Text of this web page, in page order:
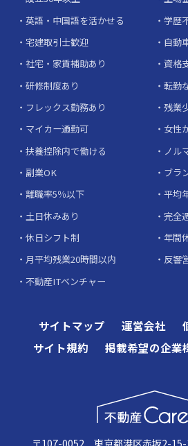
英語・中国語を活かせる
学歴
宅建取引士歓迎
自動
社宅・家賃補助あり
資格
研修制度あり
転勤
フレックス勤務あり
残業
マイカー通勤可
女性
扶養控除内で働ける
ノル
副業OK
ブラ
離職率5％以下
平均
土日休みあり
完全
休日シフト制
年間
月平均残業20時間以内
反響
不動産ITベンチャー
サイトマップ 運営会社
サイト規約
掲載希望の企業